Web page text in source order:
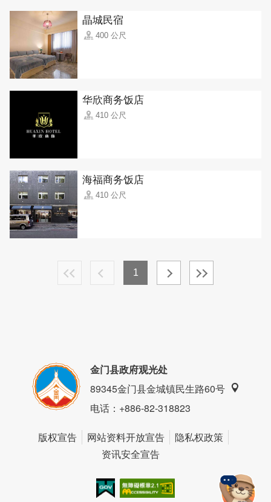
晶城民宿
400 公尺
华欣商务饭店
410 公尺
海福商务饭店
410 公尺
1
金门县政府观光处
89345金门县金城镇民生路60号
电话：+886-82-318823
版权宣告 网站资料开放宣告
隐私权政策
资讯安全宣告